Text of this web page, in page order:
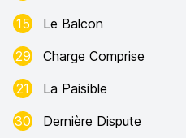
15
Le Balcon
29
Charge Comprise
21
La Paisible
30
Dernière Dispute